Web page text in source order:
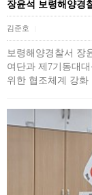
장윤석 보령해양경
김준호
보령해양경찰서 장
여단과 제7기동대
위한 협조체계 강